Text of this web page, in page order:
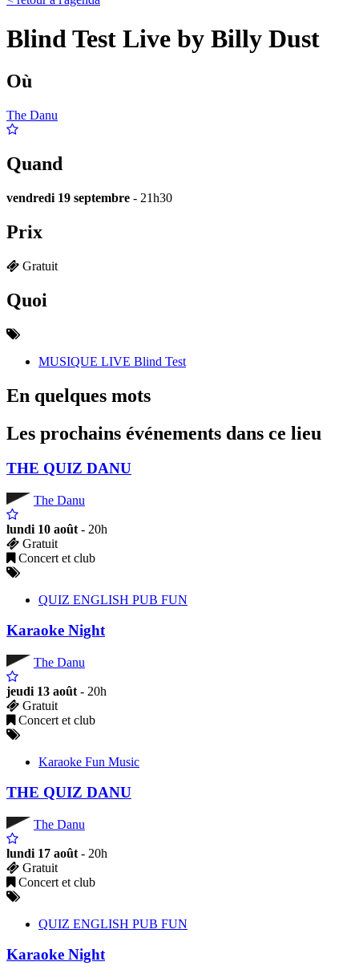
Blind Test Live by Billy Dust
Où
The Danu
Quand
vendredi 19 septembre - 21h30
Prix
Gratuit
Quoi
MUSIQUE LIVE Blind Test
En quelques mots
Les prochains événements dans ce lieu
THE QUIZ DANU
The Danu
lundi 10 août - 20h
Gratuit
Concert et club
QUIZ ENGLISH PUB FUN
Karaoke Night
The Danu
jeudi 13 août - 20h
Gratuit
Concert et club
Karaoke Fun Music
THE QUIZ DANU
The Danu
lundi 17 août - 20h
Gratuit
Concert et club
QUIZ ENGLISH PUB FUN
Karaoke Night